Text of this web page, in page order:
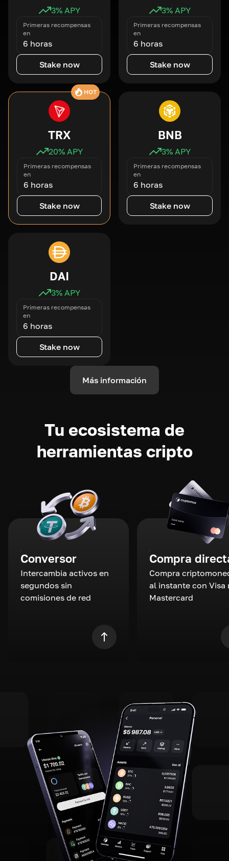
3% APY
Primeras recompensas
en
6 horas
Stake now
3% APY
Primeras recompensas
en
6 horas
Stake now
HOT
TRX
20% APY
Primeras recompensas
en
6 horas
Stake now
BNB
3% APY
Primeras recompensas
en
6 horas
Stake now
DAI
3% APY
Primeras recompensas
en
6 horas
Stake now
Más información
Tu ecosistema de
herramientas cripto
Conversor
Intercambia activos en
segundos sin
comisiones de red
Compra
Compra
al instante con Visa
Mastercard